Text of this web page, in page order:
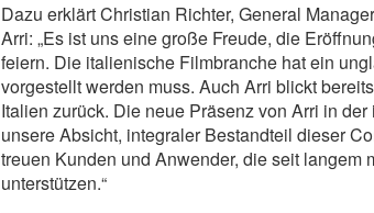
Dazu erklärt Christian Richter, General
Arri: „Es ist uns eine große Freude, die
feiern. Die italienische Filmbranche hat ein
vorgestellt werden muss. Auch Arri blickt
Italien zurück. Die neue Präsenz von Arri in
unsere Absicht, integraler Bestandteil dieser
treuen Kunden und Anwender, die seit langem
unterstützen.“